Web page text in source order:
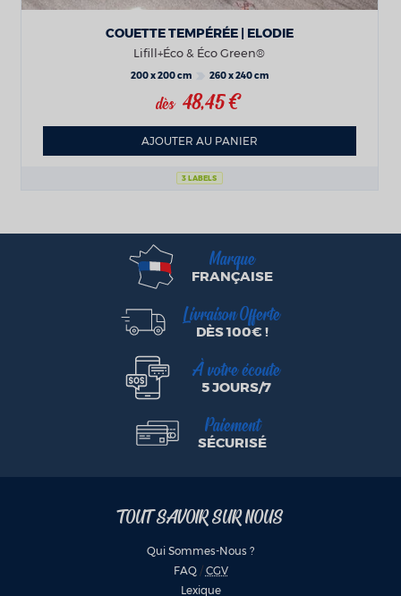
3 LABELS
COUETTE TEMPÉRÉE | ELODIE
Lifill+Éco & Éco Green®
200 x 200 cm 260 x 240 cm
dès 48,45 €
AJOUTER AU PANIER
Marque
FRANÇAISE
Livraison Offerte
DÈS 100€ !
À votre écoute
5 JOURS/7
Paiement
SÉCURISÉ
TOUT SAVOIR SUR NOUS
Qui Sommes-Nous ?
FAQ/ CGV
Lexique